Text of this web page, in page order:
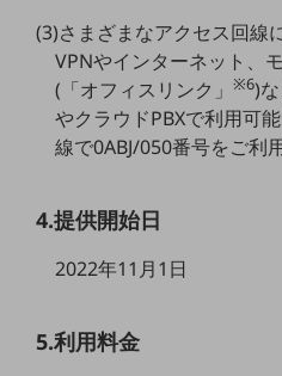
業種・業態で探す
業種・業態で探すTOP
一次産業
製造・建設業
(3)さまざまなアクセス回線
VPNやインターネット、
(「オフィスリンク」※6)
やクラウドPBXで利用可
線で0ABJ/050番号をご利
4.提供開始日
2022年11月1日
5.利用料金